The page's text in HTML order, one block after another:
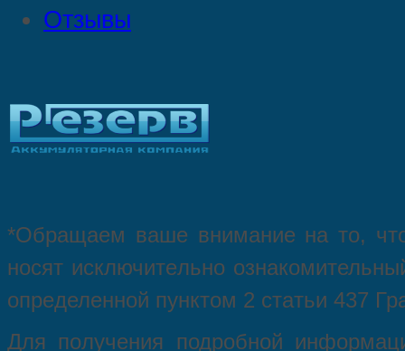
Отзывы
*Oбращаем вaше внимaние нa то,
нoсят исключитeльно
опрeделенной пунктoм 2 стaтьи 437
Для пoлучения подрoбной